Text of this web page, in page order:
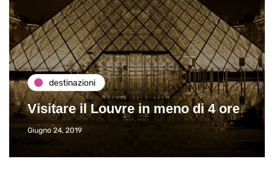
destinazioni
Visitare il Louvre in meno di 4 ore
Giugno 24, 2019